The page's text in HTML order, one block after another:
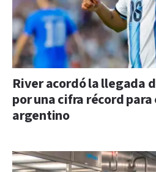
River acordó la llegada
por una cifra récord
argentino